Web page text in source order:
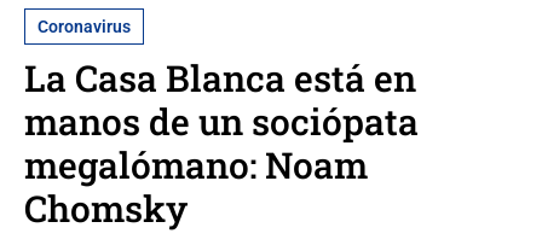
Coronavirus
La Casa Blanca está en
manos de un sociópata
megalómano: Noam
Chomsky